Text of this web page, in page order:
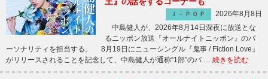
Ｊ－ＰＯＰ
2026年8月8日
中島健人が、2026年8月14日深夜に放送とな
るニッポン放送『オールナイトニッポン』のパ
ーソナリティを担当する。 8月19日にニューシングル『鬼事 / Fiction Love』
がリリースされることを記念して、中島健人が通称“1部”のパ … 続きを読む